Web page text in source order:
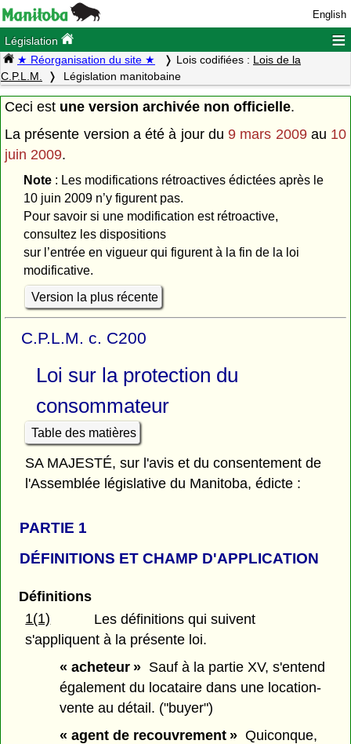
English
Législation ≡
★ Réorganisation du site ★ Lois codifiées : Lois de la
C.P.L.M.
Législation manitobaine
Ceci est une version archivée non officielle.
La présente version a été à jour du 9 mars 2009au 10
juin 2009.
Note: Les modifications rétroactives édictées après le
10 juin 2009 n’y figurent pas.
Pour savoir si une modification est rétroactive,
consultez les dispositions
sur l’entrée en vigueur qui figurent à la fin de la loi
modificative.
Version la plus récente
C.P.L.M. c. C200
Loi sur la protection du
consommateur
Table des matières
SA MAJESTÉ, sur l'avis et du consentement de
l'Assemblée législative du Manitoba, édicte :
PARTIE 1
DÉFINITIONS ET CHAMP D'APPLICATION
Définitions
1(1)
Les définitions qui suivent
s'appliquent à la présente loi.
« acheteur » Sauf à la partie XV, s'entend
également du locataire dans une location-
vente au détail. ("buyer")
« agent de recouvrement » Quiconque,